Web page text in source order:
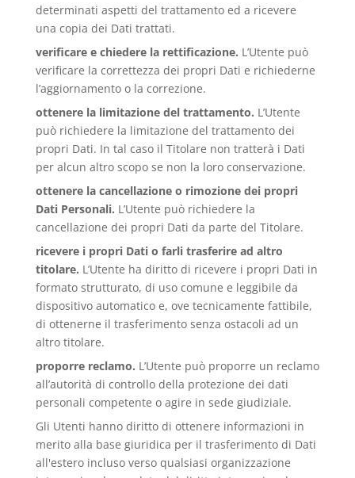
determinati aspetti del trattamento ed a ricevere
una copia dei Dati trattati.
verificare e chiedere la rettificazione. L’Utente può
verificare la correttezza dei propri Dati e richiederne
l’aggiornamento o la correzione.
ottenere la limitazione del trattamento. L’Utente
può richiedere la limitazione del trattamento dei
propri Dati. In tal caso il Titolare non tratterà i Dati
per alcun altro scopo se non la loro conservazione.
ottenere la cancellazione o rimozione dei propri
Dati Personali. L’Utente può richiedere la
cancellazione dei propri Dati da parte del Titolare.
ricevere i propri Dati o farli trasferire ad altro
titolare. L’Utente ha diritto di ricevere i propri Dati in
formato strutturato, di uso comune e leggibile da
dispositivo automatico e, ove tecnicamente fattibile,
di ottenerne il trasferimento senza ostacoli ad un
altro titolare.
proporre reclamo. L’Utente può proporre un reclamo
all’autorità di controllo della protezione dei dati
personali competente o agire in sede giudiziale.
Gli Utenti hanno diritto di ottenere informazioni in
merito alla base giuridica per il trasferimento di Dati
all'estero incluso verso qualsiasi organizzazione